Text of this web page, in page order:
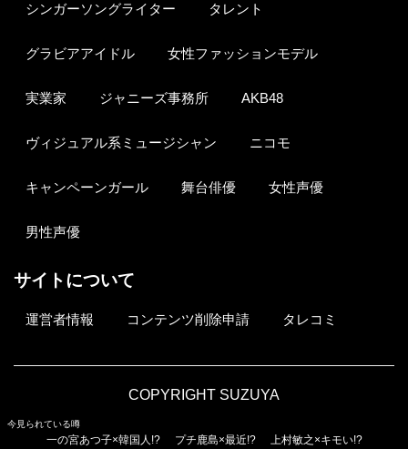
シンガーソングライター タレント
グラビアアイドル 女性ファッションモデル
実業家 ジャニーズ事務所 AKB48
ヴィジュアル系ミュージシャン ニコモ
キャンペーンガール 舞台俳優 女性声優
男性声優
サイトについて
運営者情報 コンテンツ削除申請 タレコミ
COPYRIGHT SUZUYA
今見られている噂
一の宮あつ子×韓国人!? プチ鹿島×最近!? 上村敏之×キモい!?